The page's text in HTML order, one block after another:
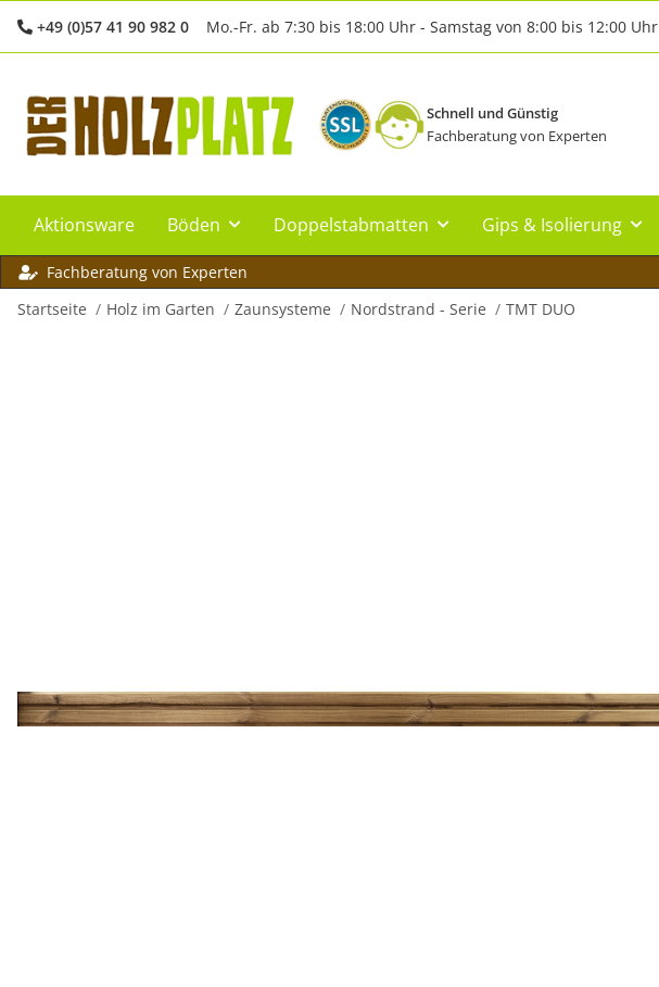
+49 (0)57 41 90 982 0 Mo.-Fr. ab 7:30 bis 18:00 Uhr - Samstag von 8:00 bis 12:00 Uhr
Schnell und Günstig
Fachberatung von Experten
Aktionsware Böden Doppelstabmatten Gips & Isolierung
Fachberatung von Experten
Startseite
Holz im Garten Zaunsysteme Nordstrand - Serie TMT DUO